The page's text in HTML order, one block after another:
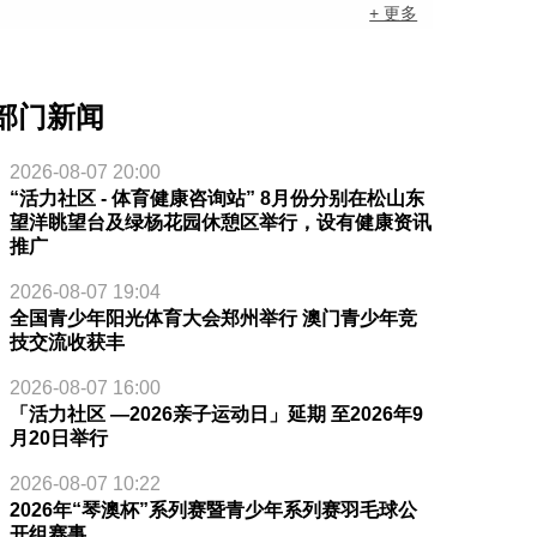
+ 更多
门新闻
2026-08-07 20:00
“活力社区 - 体育健康咨询站” 8月份分别在松山东
望洋眺望台及绿杨花园休憩区举行，设有健康资讯
推广
2026-08-07 19:04
全国青少年阳光体育大会郑州举行 澳门青少年竞
技交流收获丰
2026-08-07 16:00
「活力社区 —2026亲子运动日」延期 至2026年9
月20日举行
2026-08-07 10:22
2026年“琴澳杯”系列赛暨青少年系列赛羽毛球公